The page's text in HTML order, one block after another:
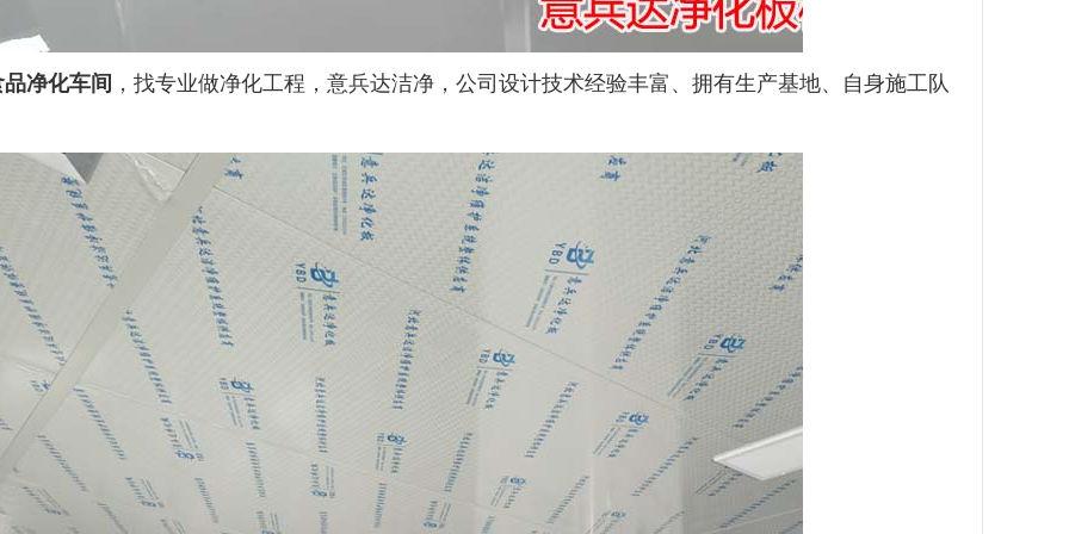
品净化车间 ，找专业做净化工程，意兵达洁净，公司设计技术经验丰富、拥有生产基地、自身施工队